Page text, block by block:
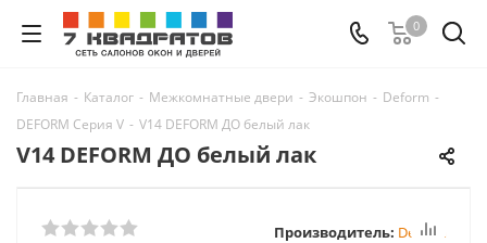
0
Главная - Каталог - Межкомнатные двери - Экошпон - Deform -
DEFORM Серия V - V14 DEFORM ДО белый лак
V14 DEFORM ДО белый лак
Производитель: Deform